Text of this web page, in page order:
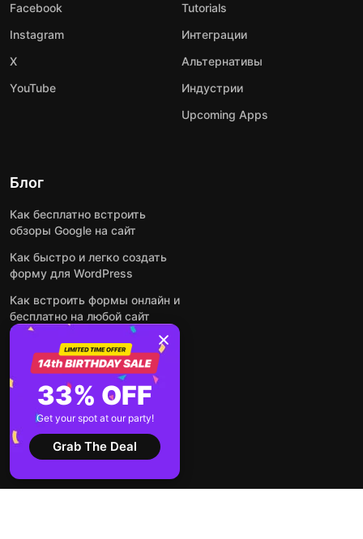
Facebook
Instagram
X
YouTube
Tutorials
Интеграции
Альтернативы
Индустрии
Upcoming Apps
Блог
Как бесплатно встроить
обзоры Google на сайт
Как быстро и легко создать
форму для WordPress
Как встроить формы онлайн и
бесплатно на любой сайт
Как встроить ленту Instagram
на сайт
Как добавить чат-бота на
основе искусственного
интеллекта на свой сайт
Посмотреть все посты
33% OFF
Get your spot at our party!
Grab The Deal